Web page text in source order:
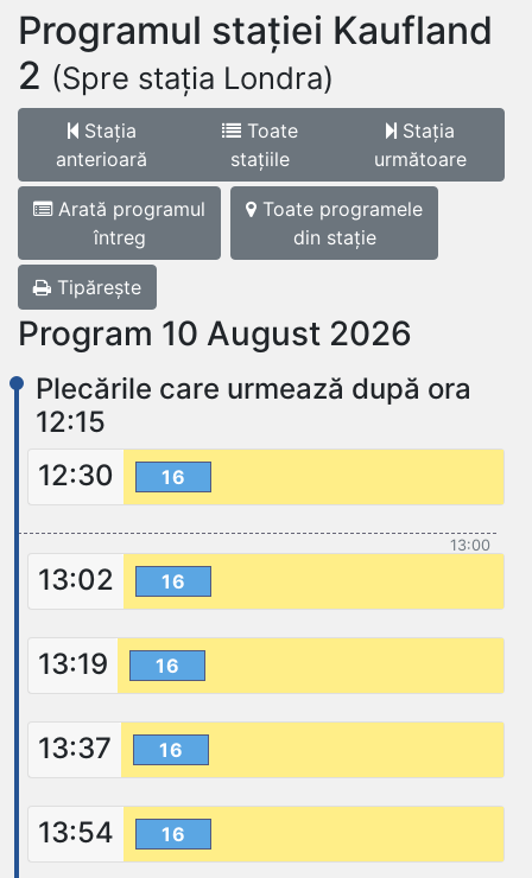
Programul stației Kaufland
2 (Spre stația Londra)
Stația
anterioară
Toate
stațiile
Stația
următoare
Arată programul
întreg
Toate programele
din stație
Tipărește
Program 10 August 2026
Plecările care urmează după ora
12:15
12:30
16
13:00
13:02 16
13:19 16
13:37 16
13:54 16